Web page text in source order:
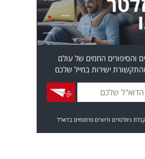
והסיפורים החמים של עולם
ישירות במייל שלכם
ניוזלטרים ודיוורים פרסומיים בדוא"ל